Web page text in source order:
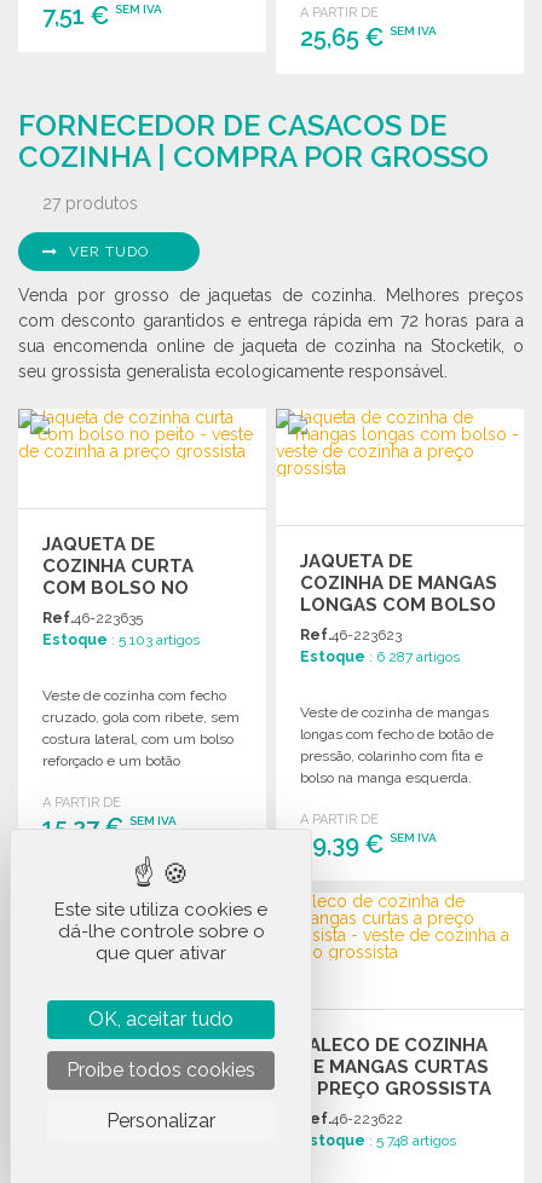
7,51 € SEM IVA
intenso.
A PARTIR DE
25,65 €SEM IVA
Solicitar um orçamento
FORNECEDOR DE CASACOS DE
COZINHA | COMPRA POR GROSSO
27 produtos
VER TUDO
Venda por grosso de jaquetas de cozinha. Melhores preços
com desconto garantidos e entrega rápida em 72 horas para a
sua encomenda online de jaqueta de cozinha na Stocketik, o
seu grossista generalista ecologicamente responsável.
JAQUETA DE
COZINHA CURTA
COM BOLSO NO
PEITO
Ref.46-223635
Estoque : 5 103 artigos
Veste de cozinha com fecho
cruzado, gola com ribete, sem
costura lateral, com um bolso
reforçado e um botão
A PARTIR DE
15,27 € SEM IVA
ENCOMENDAR
Solicitar um orçamento
JAQUETA DE
COZINHA DE MANGAS
LONGAS COM BOLSO
Ref.46-223623
Estoque : 6 287 artigos
Veste de cozinha de mangas
longas com fecho de botão de
pressão, colarinho com fita e
bolso na manga esquerda.
A PARTIR DE
19,39 €SEM IVA
ENCOMENDAR
Solicitar um orçamento
JALECO DE COZINHA
DE MANGAS LONGAS
: 4 900 artigos
JALECO DE COZINHA
DE MANGAS CURTAS
A PREÇO GROSSISTA
Ref.46-223622
Estoque : 5 748 artigos
Este site utiliza cookies e
dá-lhe controle sobre o
que quer ativar
OK, aceitar tudo
Proíbe todos cookies
Personalizar